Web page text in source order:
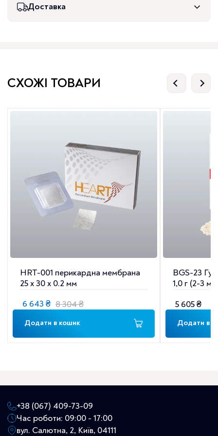
Доставка
СХОЖІ ТОВАРИ
HRT-001 перикардна мембрана
25 x 30 x 0.2 мм
8 304₴
Оригінальна
ціна:
304 ₴.
6 643 ₴
Поточна
ціна:
643 ₴.
Додати в кошик
BGS-23
1,0 г (2-3
5 605₴
Додати в
+38 (067) 409-73-09
Час роботи: 09:00 - 17:00
вул. Салютна, 2, Київ, 04111